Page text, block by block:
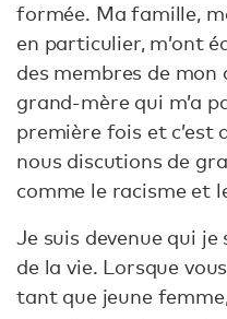
formée. Ma famille,
en particulier, m’ont
des membres de mon
grand-mère qui m’a
première fois et c’est
nous discutions de
comme le racisme et
Je suis devenue qui je
de la vie. Lorsque
tant que jeune